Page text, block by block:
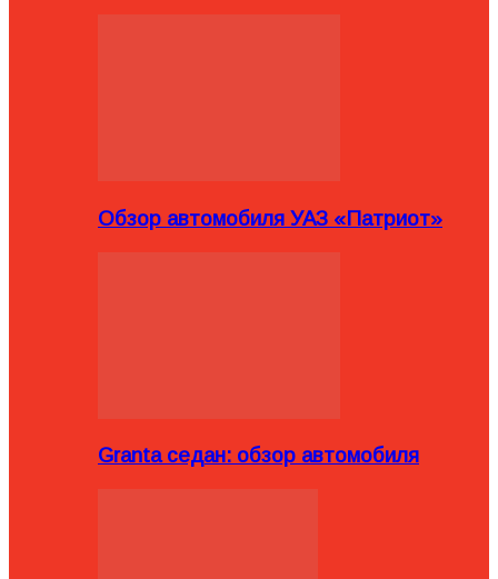
Обзор автомобиля УАЗ «Патриот»
Granta седан: обзор автомобиля